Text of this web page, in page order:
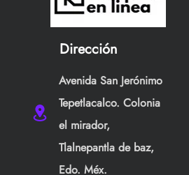
Dirección
Avenida San Jerónimo
Tepetlacalco. Colonia
el mirador,
Tlalnepantla de baz,
Edo. Méx.